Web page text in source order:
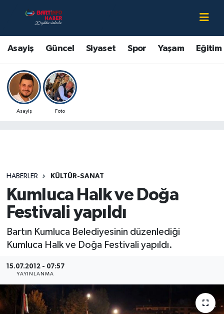
Asayiş Güncel Siyaset Spor Yaşam Eğitim
Asayiş Foto
HABERLER KÜLTÜR-SANAT
Kumluca Halk ve Doğa
Festivali yapıldı
Bartın Kumluca Belediyesinin düzenlediği
Kumluca Halk ve Doğa Festivali yapıldı.
15.07.2012 - 07:57
YAYINLANMA
Asayiş
Bartın Hakkında
Çevre
Eğitim
Kültür-Sanat
Magazin
Medya
Sağlık
Sinema
Bartın Nöbetçi Eczaneler
Bartın Hava Durumu
Bartin Namaz Vakitleri
Bartın Trafik Yoğunluk Haritası
Son Dakika Haberleri
Haber Arşivi